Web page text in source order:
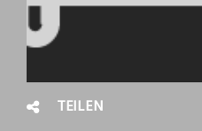
TEILEN